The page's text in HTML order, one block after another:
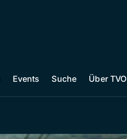
Events Suche Über TVO